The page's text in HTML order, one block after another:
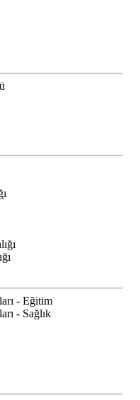
- Eğitim
- Sağlık